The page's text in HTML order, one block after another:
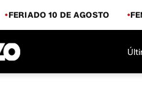
FERIADO 10 DE AGOSTO